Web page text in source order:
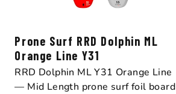
Prone Surf RRD Dolphin ML
Orange Line Y31
RRD Dolphin ML Y31 Orange Line
— Mid Length prone surf foil board